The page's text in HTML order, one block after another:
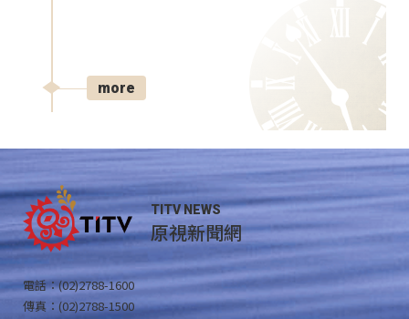
more
TITV NEWS
原視新聞網
電話：(02)2788-1600
傳真：(02)2788-1500